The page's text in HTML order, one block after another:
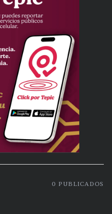
0 PUBLICADOS